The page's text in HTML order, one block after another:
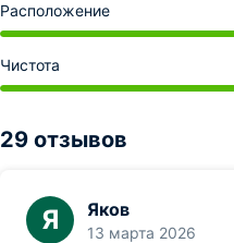
Расположение
Чистота
29 отзывов
Я Яков
13 марта 2026